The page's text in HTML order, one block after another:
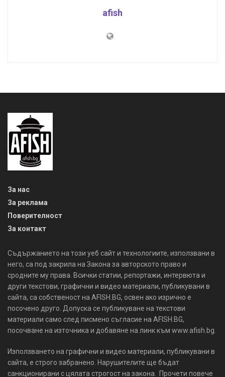
afish
За нас
За реклама
Поверителност
За контакт
Съдържанието на този уеб сайт и технологиите, използвани в
него, са под закрила на Закона за авторското право и
сродните му права. Всички статии, репортажи, интервюта и
други текстови, графични и видео материали, публикувани в
сайта, са собственост на AFISH.BG, освен ако изрично е
посочено друго. Допуска се публикуване на текстови
материали само след писмено съгласие на AFISH.BG,
посочване на източника и добавяне на линк към www.afish.bg.
Използването на графични и видео материали, публикувани в
сайта, е строго забранено. Нарушителите ще бъдат
санкционирани с цялата строгост на закона. Прочети повече